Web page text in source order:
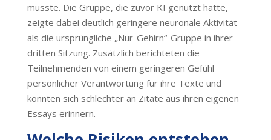
musste. Die Gruppe, die zuvor KI genutzt hatte,
zeigte dabei deutlich geringere neuronale Aktivität
als die ursprüngliche „Nur-Gehirn“-Gruppe in ihrer
dritten Sitzung. Zusätzlich berichteten die
Teilnehmenden von einem geringeren Gefühl
persönlicher Verantwortung für ihre Texte und
konnten sich schlechter an Zitate aus ihren eigenen
Essays erinnern.